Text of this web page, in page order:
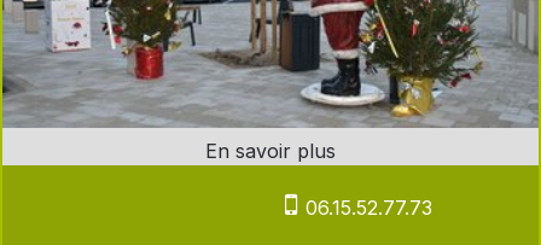
06.15.52.77.73